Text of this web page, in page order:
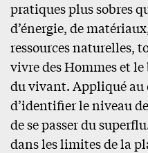
pratiques plus sobres
d’énergie, de
ressources naturelles,
vivre des Hommes et
du vivant. Appliqué au
d’identifier le niveau
de se passer du
dans les limites de la